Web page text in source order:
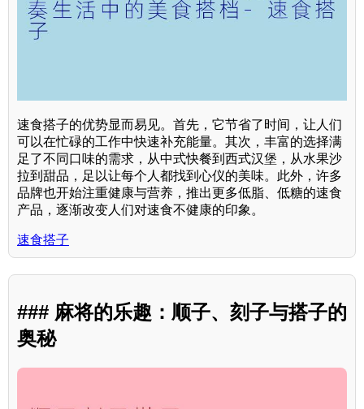
速食搭子的优势显而易见。首先，它节省了时间，让人们
可以在忙碌的工作中快速补充能量。其次，丰富的选择满
足了不同口味的需求，从中式快餐到西式汉堡，从水果沙
拉到甜品，足以让每个人都找到心仪的美味。此外，许多
品牌也开始注重健康与营养，推出更多低脂、低糖的速食
产品，逐渐改变人们对速食不健康的印象。
速食搭子
### 麻将的乐趣：顺子、刻子与搭子的
奥秘